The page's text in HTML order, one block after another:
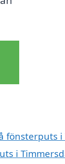
fönsterputs
i